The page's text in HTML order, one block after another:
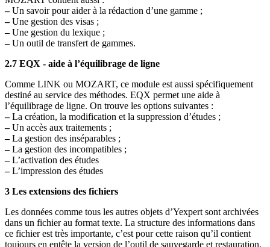
–Un savoir pour aider à la rédaction d’une gamme ;
–Une gestion des visas ;
–Une gestion du lexique ;
–Un outil de transfert de gammes.
2.7 EQX - aide à l’équilibrage de ligne
Comme LINK ou MOZART, ce module est aussi spécifiquement
destiné au service des méthodes. EQX permet une aide à
l’équilibrage de ligne. On trouve les options suivantes :
–La création, la modification et la suppression d’études ;
–Un accès aux traitements ;
–La gestion des inséparables ;
–La gestion des incompatibles ;
–L’activation des études
–L’impression des études
3 Les extensions des fichiers
Les données comme tous les autres objets d’Yexpert sont archivées
dans un fichier au format texte. La structure des informations dans
ce fichier est très importante, c’est pour cette raison qu’il contient
toujours en entête la version de l’outil de sauvegarde et restauration.